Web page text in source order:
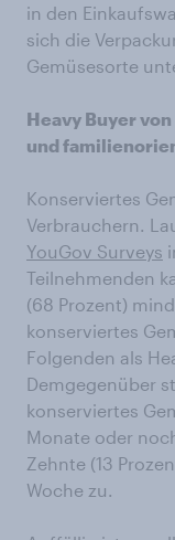
in den
sich die
Gemüsesorte
Heavy Buyer
und
Konserviertes
Verbrauchern.
YouGov Surveys
Teilnehmenden
(68 Prozent)
konserviertes
Folgenden als
Demgegenüber
konserviertes
Monate oder
Zehnte (13
Woche zu.